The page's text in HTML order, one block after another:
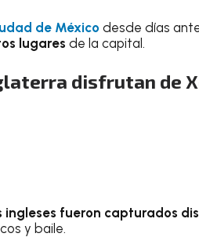
de México desde días
lugares de la capital.
disfrutan de
ingleses fueron capturados
y baile.